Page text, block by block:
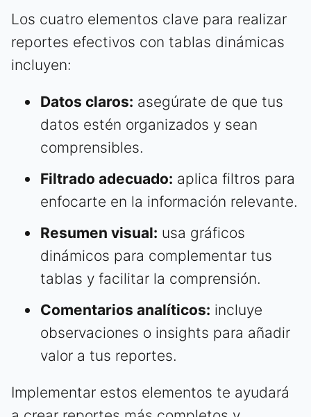
Los cuatro elementos clave para realizar
reportes efectivos con tablas dinámicas
incluyen:
Datos claros: asegúrate de que tus
datos estén organizados y sean
comprensibles.
Filtrado adecuado: aplica filtros para
enfocarte en la información relevante.
Resumen visual: usa gráficos
dinámicos para complementar tus
tablas y facilitar la comprensión.
Comentarios analíticos: incluye
observaciones o insights para añadir
valor a tus reportes.
Implementar estos elementos te ayudará